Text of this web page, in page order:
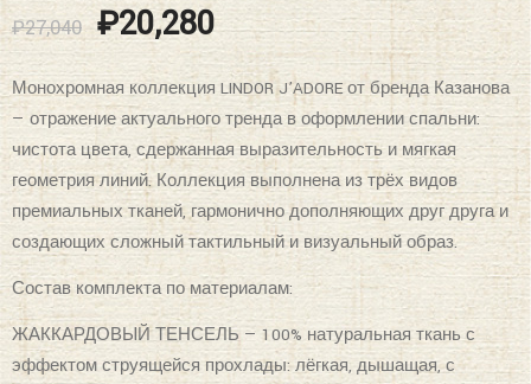
₽27,040 ₽20,280
Монохромная коллекция LINDOR J’ADORE от бренда Казанова
— отражение актуального тренда в оформлении спальни:
чистота цвета, сдержанная выразительность и мягкая
геометрия линий. Коллекция выполнена из трёх видов
премиальных тканей, гармонично дополняющих друг друга и
создающих сложный тактильный и визуальный образ.
Состав комплекта по материалам:
ЖАККАРДОВЫЙ ТЕНСЕЛЬ — 100% натуральная ткань с
эффектом струящейся прохлады: лёгкая, дышащая, с